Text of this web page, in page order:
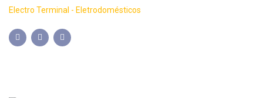
Electro Terminal - Eletrodomésticos